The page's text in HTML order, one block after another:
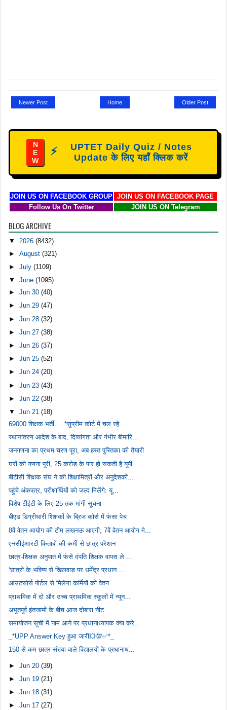
Newer Post Older Post
Home
N
E
W
⚡
UPTET Daily Quiz / Notes
Update के लिए यहाँ क्लिक करें
JOIN US ON FACEBOOK GROUP
JOIN US ON FACEBOOK PAGE
Follow Us On Twitter
JOIN US ON Telegram
BLOG ARCHIVE
▼2026(8432)
►August(321)
►July(1109)
▼June(1095)
►Jun 30(40)
►Jun 29(47)
►Jun 28(32)
►Jun 27(38)
►Jun 26(37)
►Jun 25(52)
►Jun 24(20)
►Jun 23(43)
►Jun 22(38)
▼Jun 21(18)
69000 शिक्षक भर्ती.... *सुप्रीम कोर्ट में चल रहे...
स्थानांतरण आदेश के बाद, दिव्यांगता और गंभीर बीमारि...
जनगणना का प्रथम चरण पूरा, अब हस्त पुस्तिका की तैयारी
घरों की गणना पूरी, 25 करोड़ के पार हो सकती है यूपी...
बीटीसी शिक्षक संघ ने की शिक्षामित्रों और अनुदेशकों...
पहुंचे अंकपत्र, परीक्षार्थियों को जल्द मिलेंगे: यू...
विशेष टीईटी के लिए 25 तक मांगी सूचना
बीएड डिग्रीधारी शिक्षकों के ब्रिज कोर्स में फंसा पेच
8वें वेतन आयोग की टीम लखनऊ आएगी, 7वें वेतन आयोग मे...
एनसीईआरटी किताबों की कमी से छात्र परेशान
छात्र-शिक्षक अनुपात में फंसे दंपति शिक्षक वापस ले ...
‘छात्रों के भविष्य से खिलवाड़ पर धर्मेंद्र प्रधान ...
आउटसोर्स पोर्टल से मिलेगा कर्मियों काे वेतन
प्राथमिक में दो और उच्च प्राथमिक स्कूलों में न्यून...
अभूतपूर्व इंतजामों के बीच आज दोबारा नीट
समायोजन सूची में नाम आने पर प्रधानाध्यापक क्या करे...
_*UPP Answer Key हुआ जारी💥💯✅*_
150 से कम छात्र संख्या वाले विद्यालयों के प्रधानाध...
►Jun 20(39)
►Jun 19(21)
►Jun 18(31)
►Jun 17(27)